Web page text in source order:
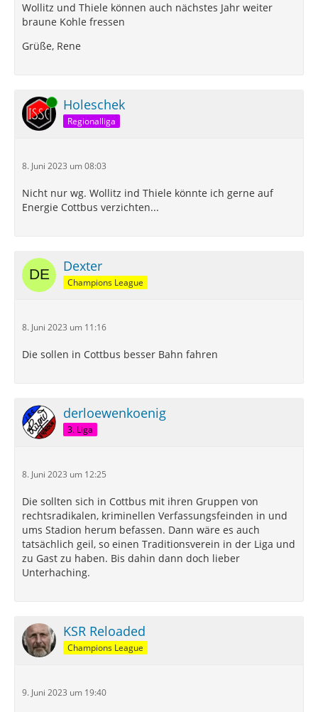
Wollitz und Thiele können auch nächstes Jahr weiter
braune Kohle fressen
Grüße, Rene
Online Holeschek
Regionalliga
8. Juni 2023 um 08:03
Nicht nur wg. Wollitz ind Thiele könnte ich gerne auf
Energie Cottbus verzichten...
Dexter
Champions League
8. Juni 2023 um 11:16
Die sollen in Cottbus besser Bahn fahren
derloewenkoenig
3. Liga
8. Juni 2023 um 12:25
Die sollten sich in Cottbus mit ihren Gruppen von
rechtsradikalen, kriminellen Verfassungsfeinden in und
ums Stadion herum befassen. Dann wäre es auch
tatsächlich geil, so einen Traditionsverein in der Liga und
zu Gast zu haben. Bis dahin dann doch lieber
Unterhaching.
KSR Reloaded
Champions League
9. Juni 2023 um 19:40